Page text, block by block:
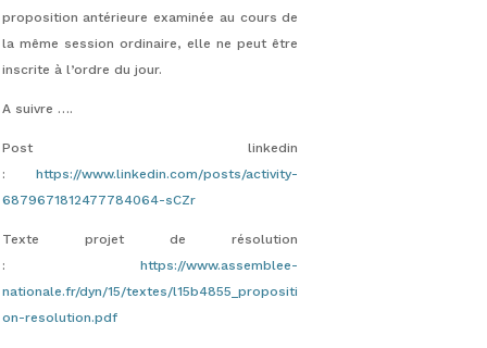
proposition antérieure examinée au cours de
la même session ordinaire, elle ne peut être
inscrite à l’ordre du jour.
A suivre ….
Post linkedin
:https://www.linkedin.com/posts/activity-
6879671812477784064-sCZr
Texte projet de résolution
:https://www.assemblee-
nationale.fr/dyn/15/textes/l15b4855_propositi
on-resolution.pdf